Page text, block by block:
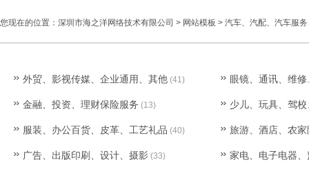
您现在的位置： 深圳市海之洋网络技术有限公司 > 网站模板 > 汽车、汽配、汽车服
外贸、影视传媒、企业通用、其他 (41) 眼镜、通讯、维
金融、投资、理财保险服务 (13) 少儿、玩具、驾
服装、办公百货、皮革、工艺礼品 (40) 旅游、酒店、农
广告、出版印刷、设计、摄影 (33) 家电、电子电器